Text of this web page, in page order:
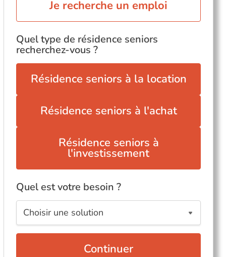
Je recherche un emploi
Quel type de résidence seniors
recherchez-vous ?
Résidence seniors à la location
Résidence seniors à l'achat
Résidence seniors à
l'investissement
Quel est votre besoin ?
Continuer